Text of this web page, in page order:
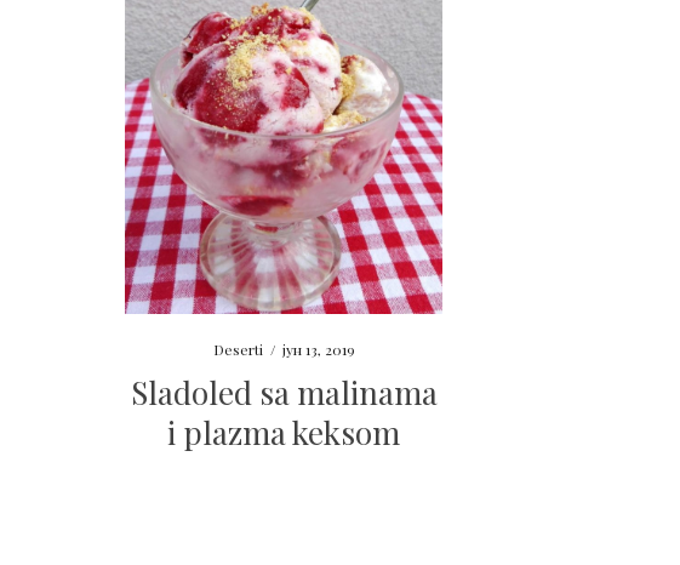
Deserti / јун 13, 2019
Sladoled sa malinama
i plazma keksom